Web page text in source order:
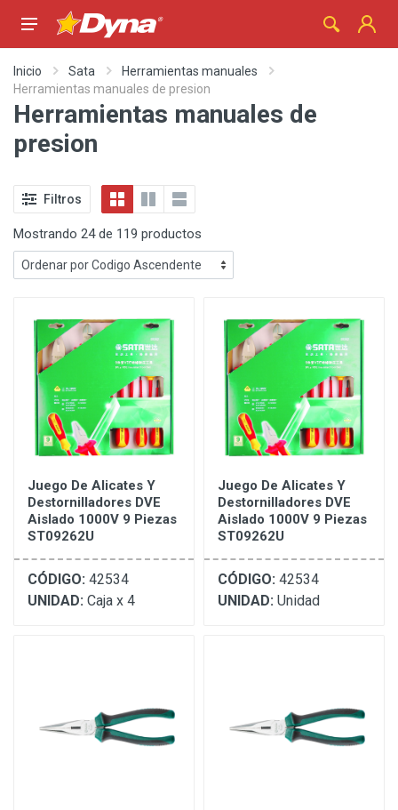
Inicio Sata
Herramientas manuales
Herramientas manuales de presion
Herramientas manuales de
presion
Filtros
Mostrando 24 de 119 productos
Juego De Alicates Y
Destornilladores DVE
Aislado 1000V 9 Piezas
ST09262U
CÓDIGO: 42534
UNIDAD: Caja x 4
Juego De Alicates Y
Destornilladores DVE
Aislado 1000V 9 Piezas
ST09262U
CÓDIGO: 42534
UNIDAD: Unidad